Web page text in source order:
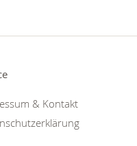
& Kontakt